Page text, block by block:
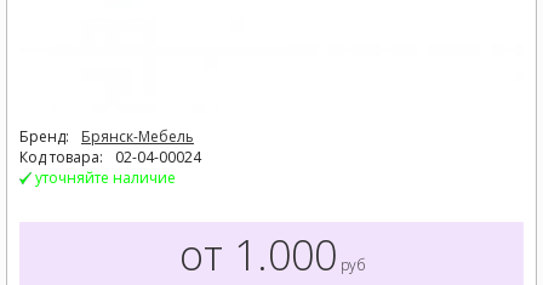
Бренд:
Брянск-Мебель
Код товара:
02-04-00024
уточняйте наличие
от 1.000 руб